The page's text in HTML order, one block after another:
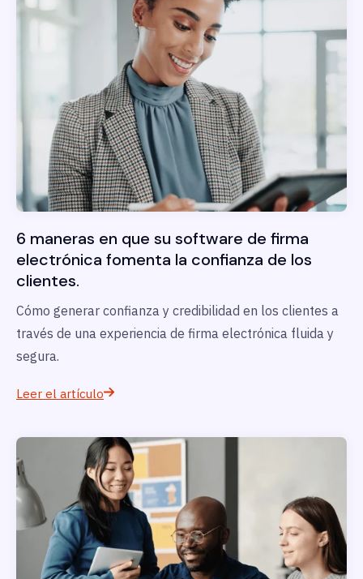
6 maneras en que su software de firma
electrónica fomenta la confianza de los
clientes.
Cómo generar confianza y credibilidad en los clientes a
través de una experiencia de firma electrónica fluida y
segura.
Leer el artículo